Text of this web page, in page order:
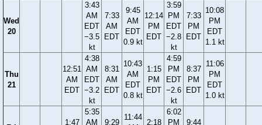
Wed
20
3:43
AM
EDT
−3.5
kt
7:33
AM
EDT
9:45
AM
EDT
0.9 kt
12:14
PM
EDT
3:59
PM
EDT
−2.8
kt
7:33
PM
EDT
10:08
PM
EDT
1.1 kt
Thu
21
12:51
AM
EDT
4:38
AM
EDT
−3.2
kt
8:31
AM
EDT
10:43
AM
EDT
0.8 kt
1:15
PM
EDT
4:59
PM
EDT
−2.6
kt
8:37
PM
EDT
11:06
PM
EDT
1.0 kt
1:47
5:35
AM
9:29
11:44
2:18
6:02
PM
9:44